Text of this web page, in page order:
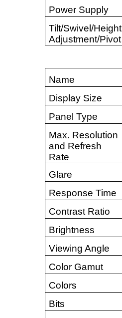
Power Supply
Tilt/Swivel/Height
Adjustment/Pivot
Name
Display Size
Panel Type
Max. Resolution
and Refresh
Rate
Glare
Response Time
Contrast Ratio
Brightness
Viewing Angle
Color Gamut
Colors
Bits